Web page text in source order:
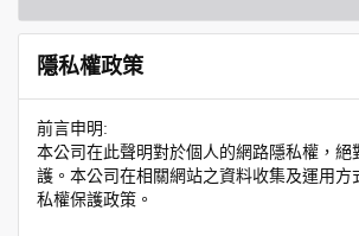
隱私權政策
前言申明:
本公司在此聲明對於個人的網路隱私權，絕
護。本公司在相關網站之資料收集及運用方
私權保護政策。